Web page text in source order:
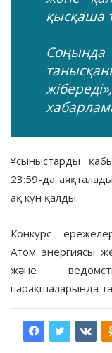
қысқаша
Соңында
Ұсыныстарды
23:59-да
ақ күн қалды.
Конкурс
Атом энергиясы
және
парақшаларында